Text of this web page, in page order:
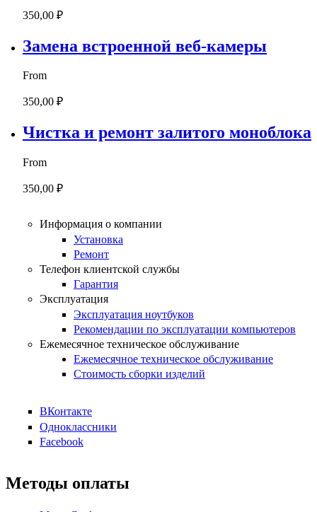
350,00 ₽
Замена встроенной веб-камеры
From
350,00 ₽
Чистка и ремонт залитого моноблока
From
350,00 ₽
Информация о компании
Установка
Ремонт
Телефон клиентской службы
Гарантия
Эксплуатация
Эксплуатация ноутбуков
Рекомендации по эксплуатации компьютеров
Ежемесячное техническое обслуживание
Ежемесячное техническое обслуживание
Стоимость сборки изделий
ВКонтакте
Одноклассники
Facebook
Методы оплаты